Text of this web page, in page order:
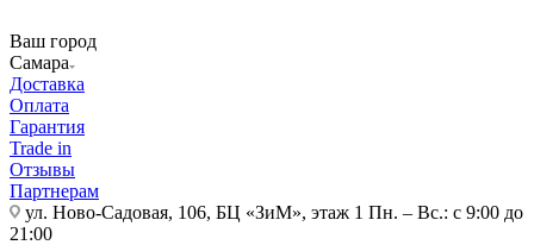
Ваш город
Самара
Доставка
Оплата
Гарантия
Trade in
Отзывы
Партнерам
ул. Ново-Садовая, 106, БЦ «ЗиМ», этаж 1 Пн. – Вс.: с 9:00 до
21:00